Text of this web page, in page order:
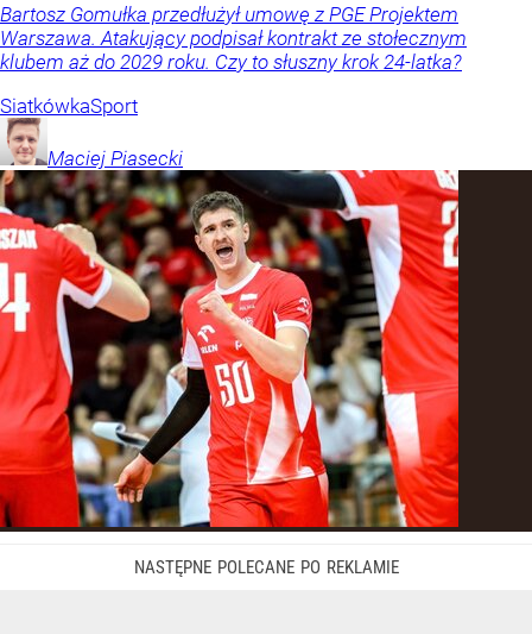
Bartosz Gomułka przedłużył umowę z PGE Projektem
Warszawa. Atakujący podpisał kontrakt ze stołecznym
klubem aż do 2029 roku. Czy to słuszny krok 24-latka?
SiatkówkaSport
Maciej Piasecki